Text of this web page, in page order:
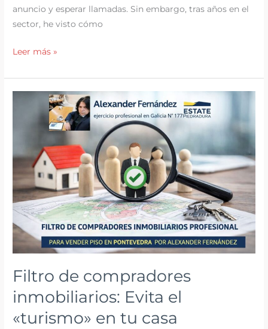
anuncio y esperar llamadas. Sin embargo, tras años en el
sector, he visto cómo
El
de
en
Galicia:
Lo
que
no
te
cuentan
Leer más »
Filtro de compradores
inmobiliarios: Evita el
«turismo» en tu casa